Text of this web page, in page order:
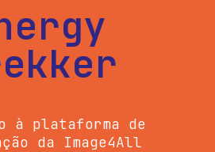
à plataforma de
da Image4All